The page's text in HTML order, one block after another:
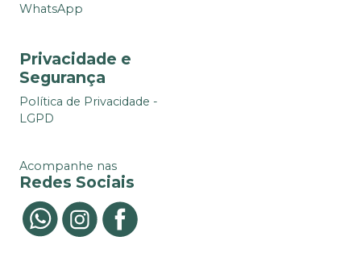
WhatsApp
Privacidade e
Segurança
Política de Privacidade -
LGPD
Acompanhe nas
Redes Sociais